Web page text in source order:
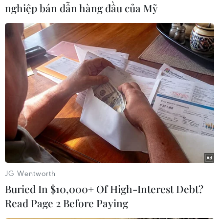
giới (WB) và Quỹ Tiền tệ Quốc tế (IMF) đệ trình
một kế hoạch trong hội nghị cấp cao Nhóm 8
nước công nghiệp phát triển (G-8) vào tuần tới
nhằm tìm cách “ổn định và hiện đại hóa” nền
kinh tế của Tunisia và Ai Cập sau những bất ổn
chính trị vừa qua tại hai quốc gia này./.
(TTXVN/Vietnam+)
nghiệp bán dẫn hàng đầu của Mỹ
JG Wentworth
Buried In $10,000+ Of High-Interest Debt?
Read Page 2 Before Paying